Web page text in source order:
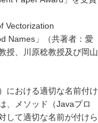
Vectorization
Names」（共著者：愛
授、川原稔教授及び岡山
における適切な名前付け
、メソッド（Javaプロ
して適切な名前が付けら